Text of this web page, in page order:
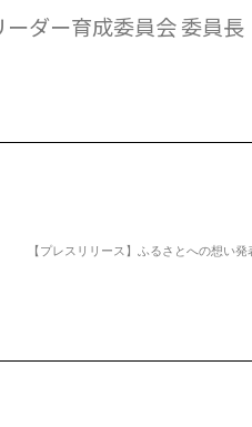
ダー育成委員会 委員長
【プレスリリース】ふるさとへの想い